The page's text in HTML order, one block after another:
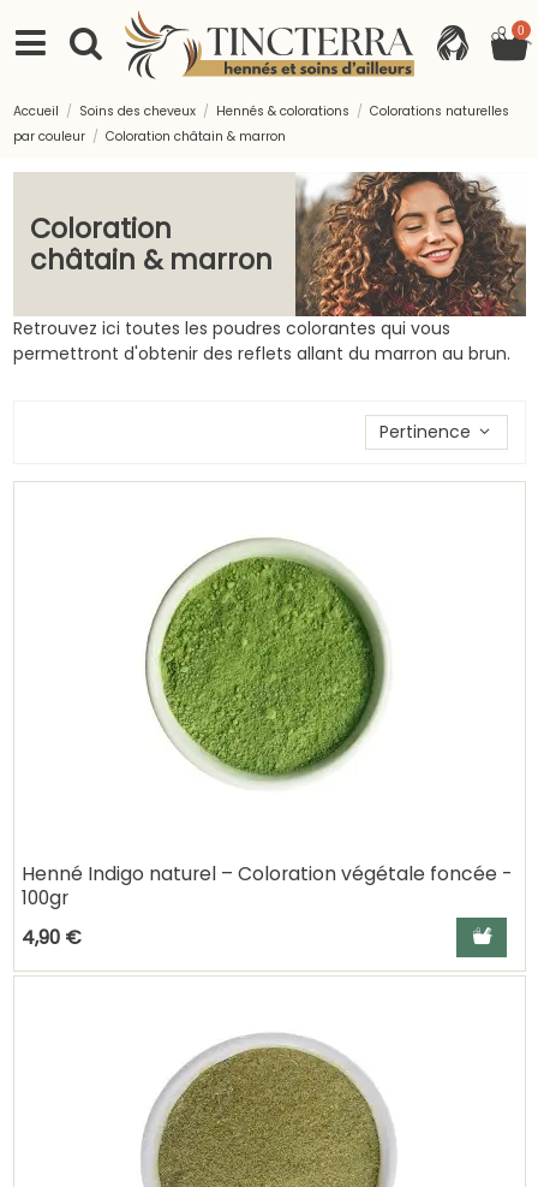
0
Accueil Soins des cheveux Hennés & colorations
Colorations naturelles
par couleur
Coloration châtain & marron
Coloration
châtain & marron
Retrouvez ici toutes les poudres colorantes qui vous
permettront d'obtenir des reflets allant du marron au brun.
Trier les produits par
Pertinence
Henné Indigo naturel – Coloration végétale foncée -
100gr
4,90 €
Ajouter